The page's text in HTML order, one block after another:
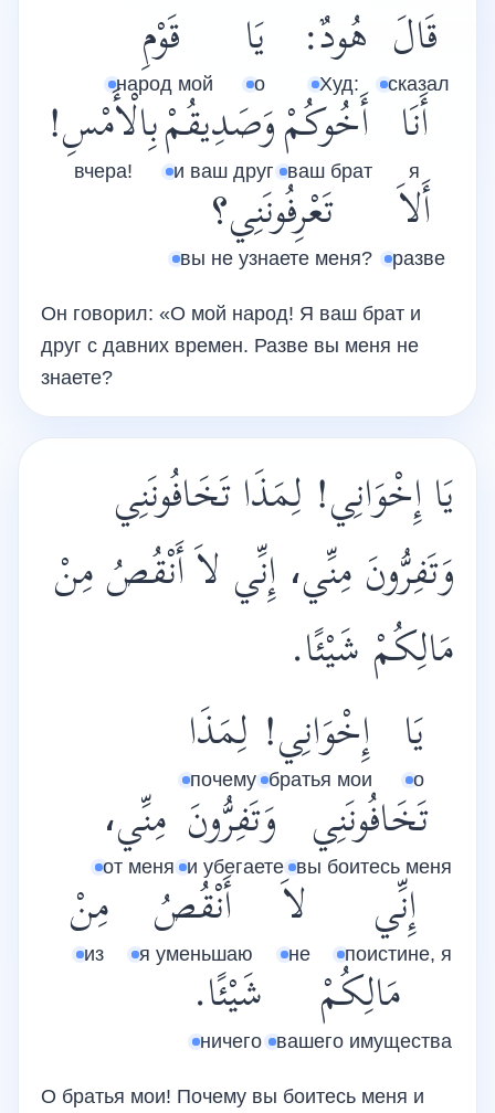
قَالَ
сказал
هُودٌ:
Худ:
يَا
о
قَوْمِ
народ мой
أَنَا
я
أَخُوكُمْ
ваш брат
وَصَدِيقُمْ
и ваш друг
بِالْأَمْسِ!
вчера!
أَلاَ
разве
تَعْرِفُونَنِي؟
вы не узнаете меня?
Он говорил: «О мой народ! Я ваш брат и
друг с давних времен. Разве вы меня не
знаете?
يَا إِخْوَانِي! لِمَذَا تَخَافُونَنِي
وَتَفِرُّونَ مِنِّي، إِنِّي لاَ أَنْقُصُ مِنْ
مَالِكُمْ شَيْئًا.
يَا
о
إِخْوَانِي!
братья мои
لِمَذَا
почему
تَخَافُونَنِي
вы боитесь меня
وَتَفِرُّونَ
и убегаете
مِنِّي،
от меня
إِنِّي
поистине, я
لاَ
не
أَنْقُصُ
я уменьшаю
مِنْ
из
مَالِكُمْ
вашего имущества
شَيْئًا.
ничего
О братья мои! Почему вы боитесь меня и